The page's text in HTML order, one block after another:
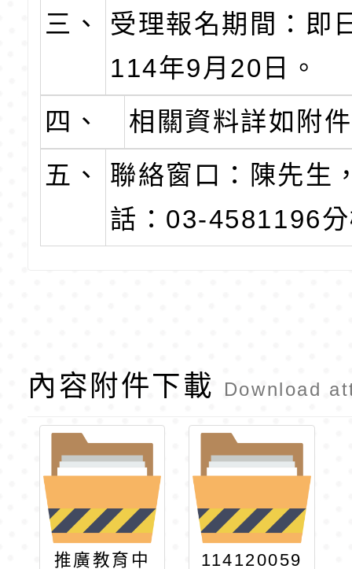
三、
受理報名期間：即
114年9月20日。
四、
相關資料詳如附
五、
聯絡窗口：陳先生
話：03-4581196
內容附件下載 Download
推廣教育中 114120059